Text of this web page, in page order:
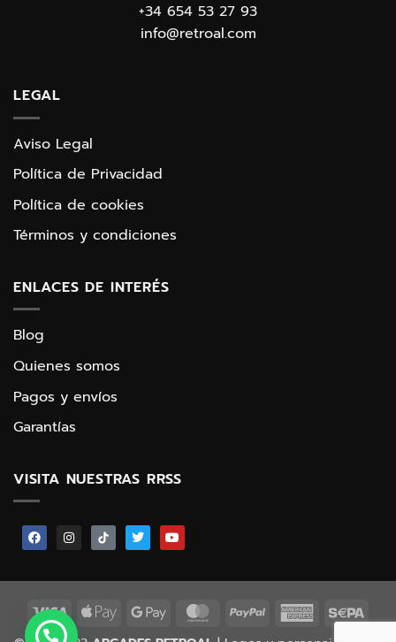
+34 654 53 27 93
info@retroal.com
LEGAL
Aviso Legal
Política de Privacidad
Política de cookies
Términos y condiciones
ENLACES DE INTERÉS
Blog
Quienes somos
Pagos y envíos
Garantías
VISITA NUESTRAS RRSS